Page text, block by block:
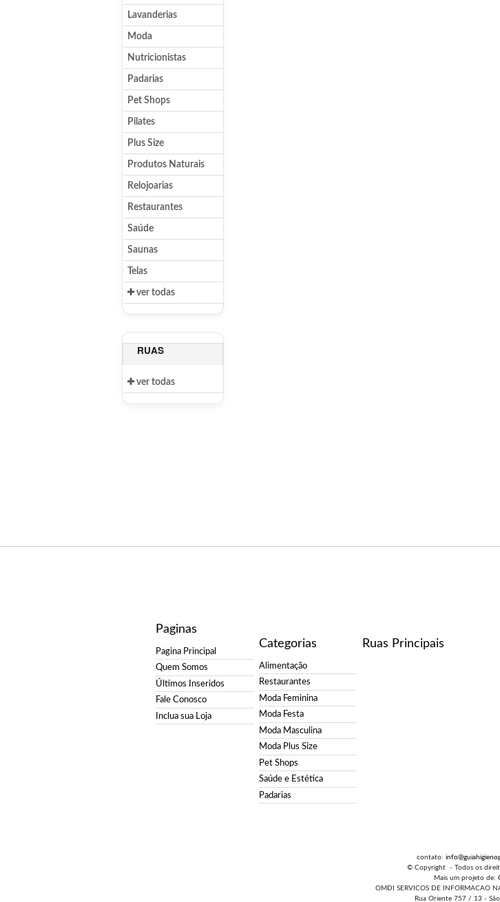
Lavanderias
Moda
Nutricionistas
Padarias
Pet Shops
Pilates
Plus Size
Produtos Naturais
Relojoarias
Restaurantes
Saúde
Saunas
Telas
ver todas
RUAS
ver todas
Paginas
Pagina Principal
Quem Somos
Últimos Inseridos
Fale Conosco
Inclua sua Loja
Categorias
Alimentação
Restaurantes
Moda Feminina
Moda Festa
Moda Masculina
Moda Plus Size
Pet Shops
Saúde e Estética
Padarias
Ruas Principais
contato:
© Copyright - Todos os direitos
Mais um projeto de:
OMDI SERVICOS DE INFORMACAO NA
Rua Oriente 757 / 13 - São